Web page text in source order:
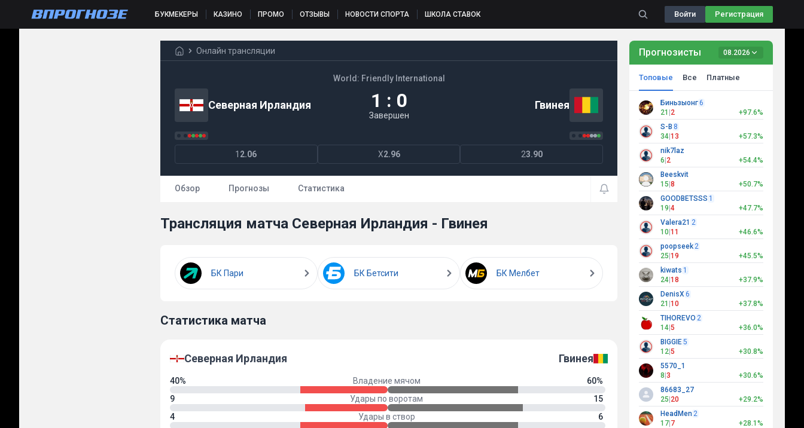
БУКМЕКЕРЫ КАЗИНО ПРОМО ОТЗЫВЫ НОВОСТИ СПОРТА ШКОЛА СТАВОК Войти Регистрация
Онлайн трансляции
World: Friendly International
Северная Ирландия 1 : 0
Завершен
Гвинея
1 2.06 X2.96 23.90
Обзор Прогнозы Статистика
Трансляция матча Северная Ирландия - Гвинея
БК Пари БК Бетсити БК Мелбет
Статистика матча
Северная Ирландия Гвинея
40% Владение мячом
60%
9
Удары по воротам
15
4
Удары в створ
6
Прогнозисты 08.2026
Топовые Все Платные
Биньзыонг 6
21 2
+97.6%
S-B 8
34 13
+57.3%
nik7laz
6 2
+54.4%
Beeskvit
15 8
+50.7%
GOODBETSSS 1
19 4
+47.7%
Valera21 2
10 11
+46.6%
poopseek 2
25 19
+45.5%
kiwats 1
24 18
+37.9%
DenisX 6
21 10
+37.8%
TIHOREVO 2
14 5
+36.0%
BIGGIE5
12 5
+30.8%
5570_1
8 3
+30.6%
86683_27
25 20
+29.2%
HeadMen 2
17 7
+28.1%